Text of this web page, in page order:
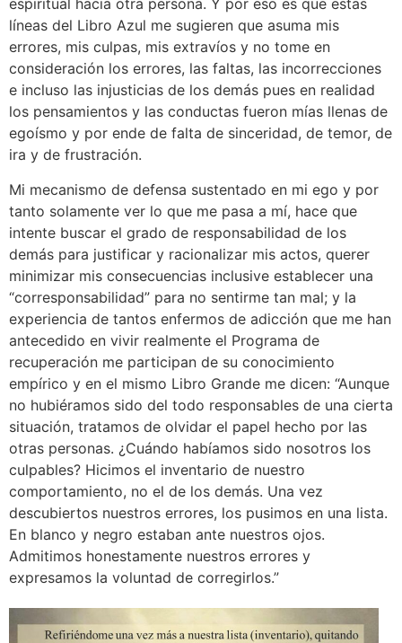
espiritual hacia otra persona. Y por eso es que estas
líneas del Libro Azul me sugieren que asuma mis
errores, mis culpas, mis extravíos y no tome en
consideración los errores, las faltas, las incorrecciones
e incluso las injusticias de los demás pues en realidad
los pensamientos y las conductas fueron mías llenas de
egoísmo y por ende de falta de sinceridad, de temor, de
ira y de frustración.
Mi mecanismo de defensa sustentado en mi ego y por
tanto solamente ver lo que me pasa a mí, hace que
intente buscar el grado de responsabilidad de los
demás para justificar y racionalizar mis actos, querer
minimizar mis consecuencias inclusive establecer una
“corresponsabilidad” para no sentirme tan mal; y la
experiencia de tantos enfermos de adicción que me han
antecedido en vivir realmente el Programa de
recuperación me participan de su conocimiento
empírico y en el mismo Libro Grande me dicen: “Aunque
no hubiéramos sido del todo responsables de una cierta
situación, tratamos de olvidar el papel hecho por las
otras personas. ¿Cuándo habíamos sido nosotros los
culpables? Hicimos el inventario de nuestro
comportamiento, no el de los demás. Una vez
descubiertos nuestros errores, los pusimos en una lista.
En blanco y negro estaban ante nuestros ojos.
Admitimos honestamente nuestros errores y
expresamos la voluntad de corregirlos.”